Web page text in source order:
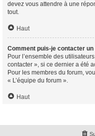
devez vous attendre à une
tout.
Haut
Comment puis-je contacter
Pour l’ensemble des
contacter », si ce dernier a été
Pour les membres du forum,
« L’équipe du forum ».
Haut